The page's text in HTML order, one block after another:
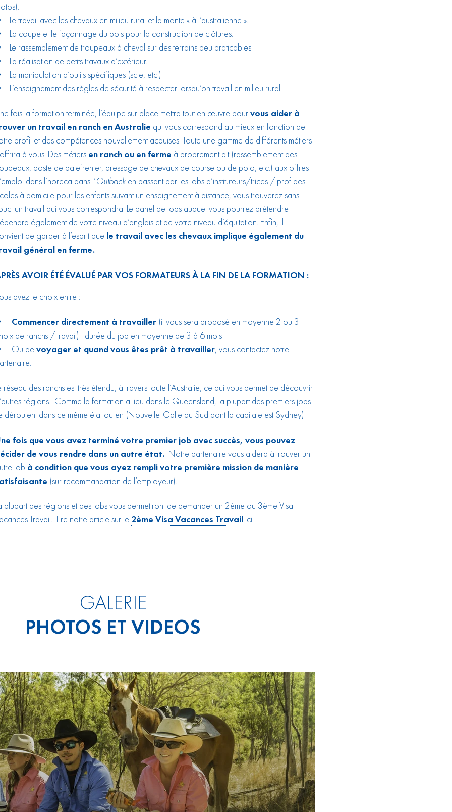
Le travail avec les chevaux en milieu rural et la monte « à l’australienne ».
La coupe et le façonnage du bois pour la construction de clôtures.
Le rassemblement de troupeaux à cheval sur des terrains peu praticables.
La réalisation de petits travaux d’extérieur.
La manipulation d’outils spécifiques (scie, etc.).
L’enseignement des règles de sécurité à respecter lorsqu’on travail en milieu rural.
fois la formation terminée, l’équipe sur place mettra tout en œuvre pour vous aider à
un travail en ranch en Australie qui vous correspond au mieux en fonction de
profil et des compétences nouvellement acquises. Toute une gamme de différents métiers
à vous. Des métiers en ranch ou en ferme à proprement dit (rassemblement des
poste de palefrenier, dressage de chevaux de course ou de polo, etc.) aux offres
dans l’horeca dans l’Outback en passant par les jobs d’instituteurs/trices / prof des
à domicile pour les enfants suivant un enseignement à distance, vous trouverez sans
un travail qui vous correspondra. Le panel de jobs auquel vous pourrez prétendre
également de votre niveau d’anglais et de votre niveau d’équitation. Enfin, il
de garder à l’esprit que le travail avec les chevaux implique également du
général en ferme.
AVOIR ÉTÉ ÉVALUÉ PAR VOS FORMATEURS À LA FIN DE LA FORMATION :
avez le choix entre :
Commencer directement à travailler (il vous sera proposé en moyenne 2 ou 3
de ranchs / travail) : durée du job en moyenne de 3 à 6 mois
Ou de voyager et quand vous êtes prêt à travailler , vous contactez notre
réseau des ranchs est très étendu, à travers toute l’Australie, ce qui vous permet de découvrir
régions. Comme la formation a lieu dans le Queensland, la plupart des premiers jobs
déroulent dans ce même état ou en (Nouvelle-Galle du Sud dont la capitale est Sydney).
fois que vous avez terminé votre premier job avec succès, vous pouvez
de vous rendre dans un autre état. Notre partenaire vous aidera à trouver un
job à condition que vous ayez rempli votre première mission de manière
(sur recommandation de l’employeur).
plupart des régions et des jobs vous permettront de demander un 2ème ou 3ème Visa
Travail. Lire notre article sur le 2ème Visa Vacances Travail ici.
GALERIE
PHOTOS ET VIDEOS